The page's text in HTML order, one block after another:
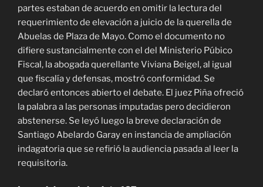
partes estaban de acuerdo en omitir la lectura del
requerimiento de elevación a juicio de la querella de
Abuelas de Plaza de Mayo. Como el documento no
difiere sustancialmente con el del Ministerio Púbico
Fiscal, la abogada querellante Viviana Beigel, al igual
que fiscalía y defensas, mostró conformidad. Se
declaró entonces abierto el debate. El juez Piña ofreció
la palabra a las personas imputadas pero decidieron
abstenerse. Se leyó luego la breve declaración de
Santiago Abelardo Garay en instancia de ampliación
indagatoria que se refirió la audiencia pasada al leer la
requisitoria.